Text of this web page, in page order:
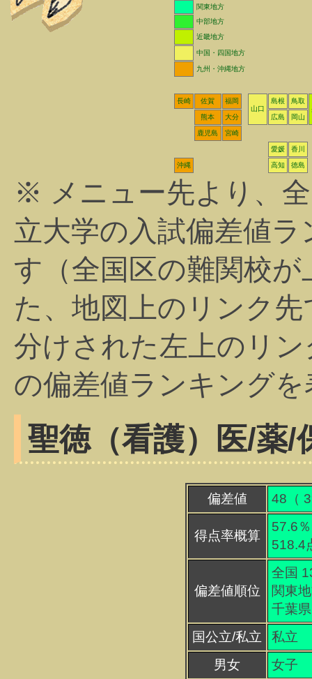
関東地方
中部地方
近畿地方
中国・四国地方
九州・沖縄地方
長崎 佐賀
福岡
山口
島根
鳥取
熊本
大分 広島 岡山
鹿児島 宮崎
愛媛 香川
沖縄 高知 徳島
※ メニュー先より、
立大学の入試偏差値
す（全国区の難関校
た、地図上のリンク
分けされた左上のリ
の偏差値ランキング
聖徳（看護） 医/薬/
偏差値 48（ 3
得点率概算
57.6％
518.4
偏差値順位
全国
関東
千葉
国公立/私立
私立
男女
女子